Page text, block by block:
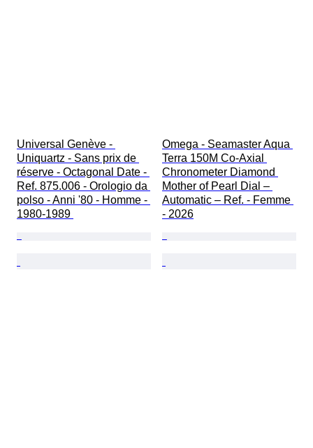
Universal Genève -
Uniquartz - Sans prix de
réserve - Octagonal Date -
Ref. 875.006 - Orologio da
polso - Anni '80 - Homme -
1980-1989
Omega - Seamaster Aqua
Terra 150M Co-Axial
Chronometer Diamond
Mother of Pearl Dial –
Automatic – Ref. - Femme
- 2026